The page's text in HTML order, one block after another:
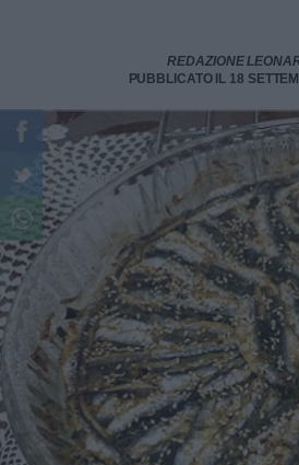
REDAZIONE
PUBBLICATO IL 18